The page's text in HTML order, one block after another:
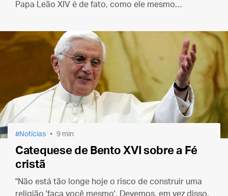
Papa Leão XIV é de fato, como ele mesmo
Notícias 9 min
Catequese de Bento XVI sobre a Fé
cristã
"Não está tão longe hoje o risco de construir uma
religião 'faça você mesmo'. Devemos, em vez disso,